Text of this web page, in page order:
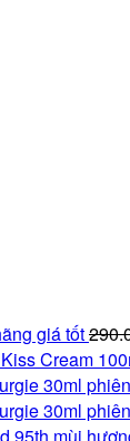
giá tốt
Cream
30ml
30ml